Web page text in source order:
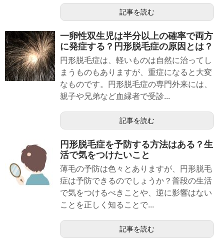
記事を読む
一卵性双生児は半分以上の確率で両方
に発症する？円形脱毛症の原因とは？
円形脱毛症は、軽いものは自然に治ってし
まうものもありますが、重症になると大変
なものです。円形脱毛症の専門外来には、
親子や兄弟など血縁者で受診...
記事を読む
円形脱毛症を予防する方法はある？生
活で気をつけたいこと
薄毛の予防は色々とありますが、円形脱毛
症は予防できるのでしょうか？普段の生活
で気をつけるべきことや、逆に影響はない
ことを正しく知ることで...
記事を読む